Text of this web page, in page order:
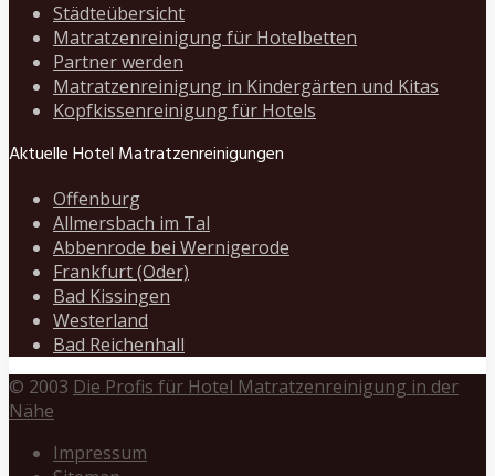
Städteübersicht
Matratzenreinigung für Hotelbetten
Partner werden
Matratzenreinigung in Kindergärten und Kitas
Kopfkissenreinigung für Hotels
Aktuelle Hotel Matratzenreinigungen
Offenburg
Allmersbach im Tal
Abbenrode bei Wernigerode
Frankfurt (Oder)
Bad Kissingen
Westerland
Bad Reichenhall
© 2003 Die Profis für Hotel Matratzenreinigung in der
Nähe
Impressum